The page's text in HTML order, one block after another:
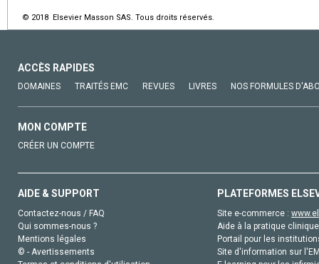
© 2018 Elsevier Masson SAS. Tous droits réservés.
ACCÈS RAPIDES
DOMAINES TRAITÉS EMC REVUES LIVRES NOS FORMULES
MON COMPTE
CRÉER UN COMPTE
AIDE & SUPPORT
Contactez-nous / FAQ
Qui sommes-nous ?
Mentions légales
© - Avertissements
PLATEFORMES
Site e-commerce :
Aide à la pratique
Portail pour les
Site d'information sur